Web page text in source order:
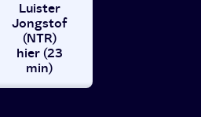
Luister
Jongstof
(NTR)
hier (23
min)